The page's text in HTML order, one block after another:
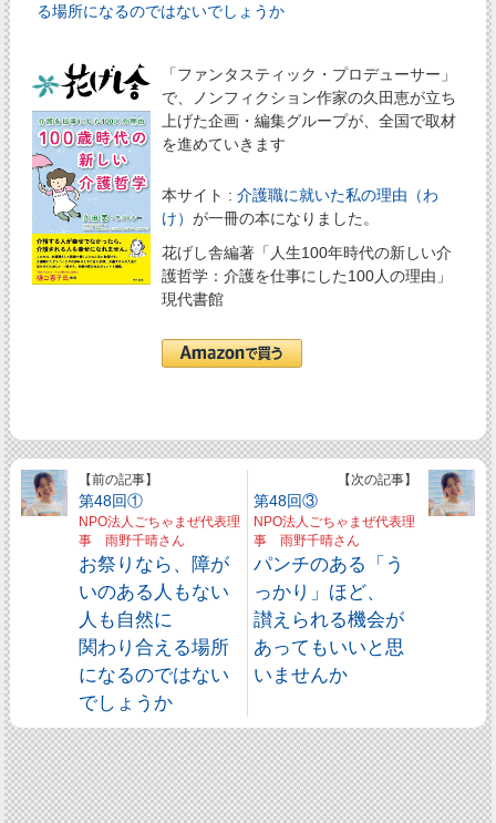
る場所になるのではないでしょうか
「ファンタスティック・プロデューサー」
で、ノンフィクション作家の久田恵が立ち
上げた企画・編集グループが、全国で取材
を進めていきます
本サイト : 介護職に就いた私の理由（わ
け） が一冊の本になりました。
花げし舎編著「人生100年時代の新しい介
護哲学：介護を仕事にした100人の理由」
現代書館
【前の記事】
第48回①
NPO法人ごちゃまぜ代表理
事 雨野千晴さん
お祭りなら、障が
いのある人もない
人も自然に
関わり合える場所
になるのではない
でしょうか
【次の記事】
第48回③
NPO法人ごちゃまぜ代表理
事 雨野千晴さん
パンチのある「う
っかり」ほど、
讃えられる機会が
あってもいいと思
いませんか